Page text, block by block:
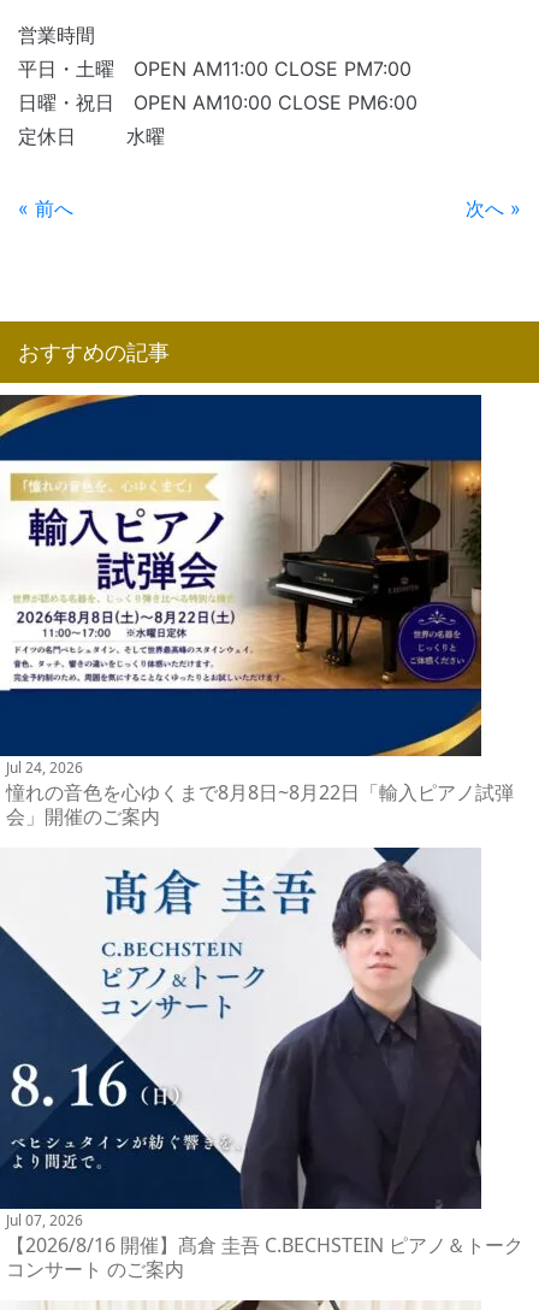
営業時間
平日・土曜 OPEN AM11:00 CLOSE PM7:00
日曜・祝日 OPEN AM10:00 CLOSE PM6:00
定休日 水曜
« 前へ 次へ »
おすすめの記事
Jul 24, 2026
憧れの音色を心ゆくまで8月8日~8月22日「輸入ピアノ試弾
会」開催のご案内
Jul 07, 2026
【2026/8/16 開催】髙倉 圭吾 C.BECHSTEIN ピアノ＆トーク
コンサート のご案内